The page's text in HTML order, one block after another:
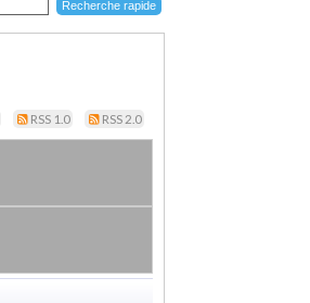
RSS 1.0 RSS 2.0